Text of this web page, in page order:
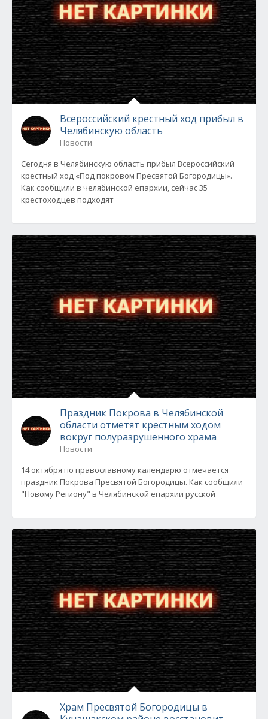
Всероссийский крестный ход прибыл в
Челябинскую область
Новости
Сегодня в Челябинскую область прибыл Всероссийский
крестный ход «Под покровом Пресвятой Богородицы».
Как сообщили в челябинской епархии, сейчас 35
крестоходцев подходят
Праздник Покрова в Челябинской
области отметят крестным ходом
вокруг полуразрушенного храма
Новости
14 октября по православному календарю отмечается
праздник Покрова Пресвятой Богородицы. Как сообщили
"Новому Региону" в Челябинской епархии русской
Храм Пресвятой Богородицы в